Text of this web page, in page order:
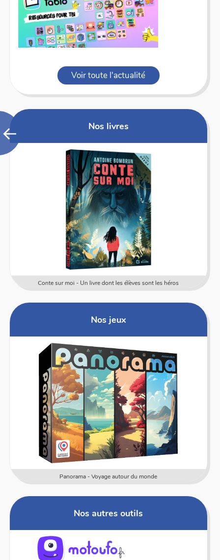
Voir toute l'actualité
Nos livres
Conte sur moi - Un livre dont les élèves sont les héros
Nos jeux
Panorama - Voyage autour du monde
Nos autres outils